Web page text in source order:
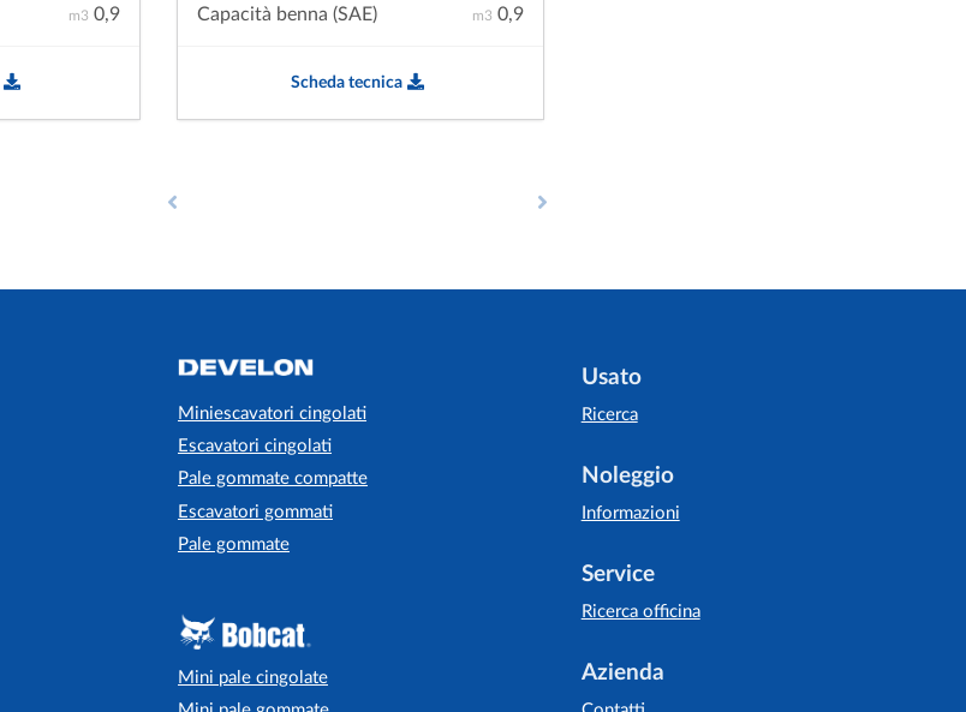
m3 0,9 m3 0,9
Capacità benna (SAE)
Scheda tecnica
Miniescavatori cingolati
Escavatori cingolati
Pale gommate compatte
Escavatori gommati
Pale gommate
Mini pale cingolate
Usato
Ricerca
Noleggio
Informazioni
Service
Ricerca officina
Azienda